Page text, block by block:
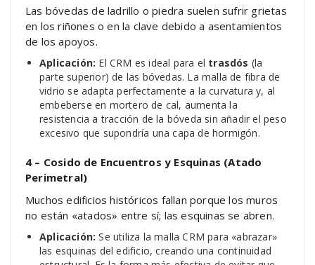
Las bóvedas de ladrillo o piedra suelen sufrir grietas
en los riñones o en la clave debido a asentamientos
de los apoyos.
Aplicación: El CRM es ideal para el trasdós (la
parte superior) de las bóvedas. La malla de fibra de
vidrio se adapta perfectamente a la curvatura y, al
embeberse en mortero de cal, aumenta la
resistencia a tracción de la bóveda sin añadir el peso
excesivo que supondría una capa de hormigón.
4 – Cosido de Encuentros y Esquinas (Atado
Perimetral)
Muchos edificios históricos fallan porque los muros
no están «atados» entre sí; las esquinas se abren.
Aplicación: Se utiliza la malla CRM para «abrazar»
las esquinas del edificio, creando una continuidad